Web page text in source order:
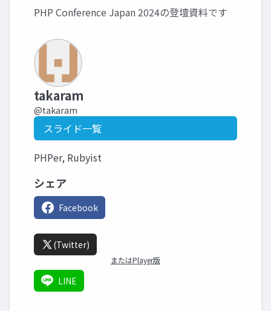
PHP Conference Japan 2024の登壇資料です
takaram
@takaram
スライド一覧
PHPer, Rubyist
シェア
Facebook
(Twitter)
またはPlayer版
LINE